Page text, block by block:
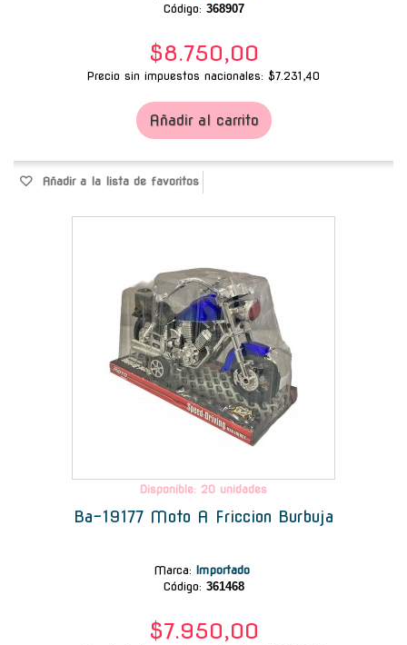
Código: 368907
$8.750,00
Precio sin impuestos nacionales: $7.231,40
Añadir al carrito
Añadir a la lista de favoritos
Disponible: 20 unidades
Ba-19177 Moto A Friccion Burbuja
Marca: Importado
Código: 361468
$7.950,00